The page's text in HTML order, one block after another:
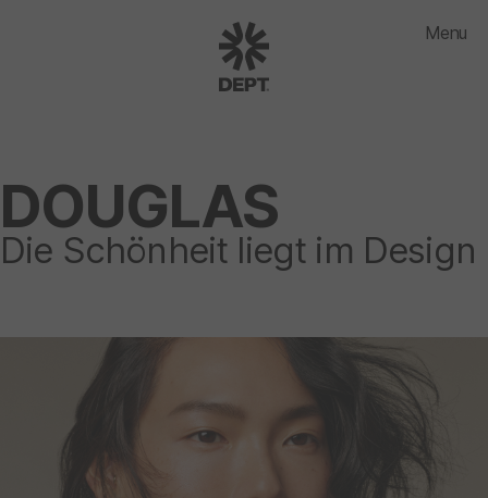
Menu
DOUGLAS
Die Schönheit liegt im Design